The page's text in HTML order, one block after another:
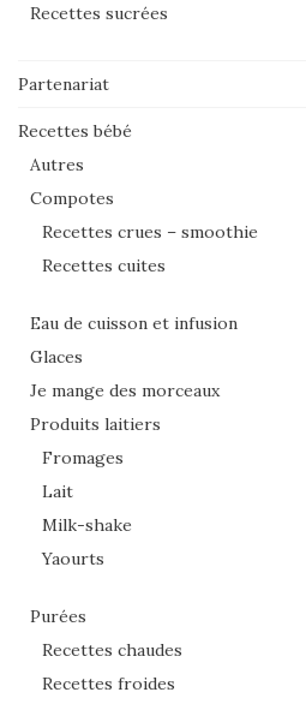
Recettes sucrées
Partenariat
Recettes bébé
Autres
Compotes
Recettes crues – smoothie
Recettes cuites
Eau de cuisson et infusion
Glaces
Je mange des morceaux
Produits laitiers
Fromages
Lait
Milk-shake
Yaourts
Purées
Recettes chaudes
Recettes froides